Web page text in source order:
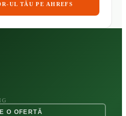
UL TĂU PE AHREFS
O OFERTĂ